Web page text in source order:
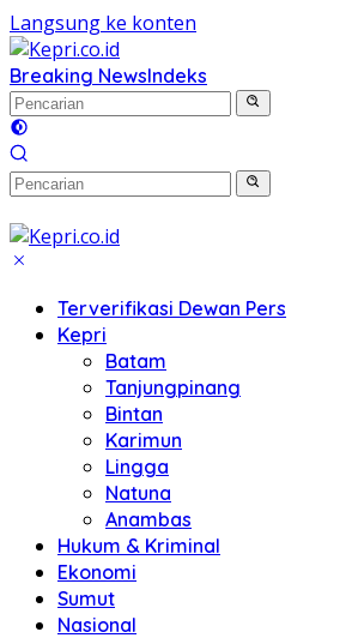
Langsung ke konten
Breaking NewsIndeks
Terverifikasi Dewan Pers
Kepri
Batam
Tanjungpinang
Bintan
Karimun
Lingga
Natuna
Anambas
Hukum & Kriminal
Ekonomi
Sumut
Nasional